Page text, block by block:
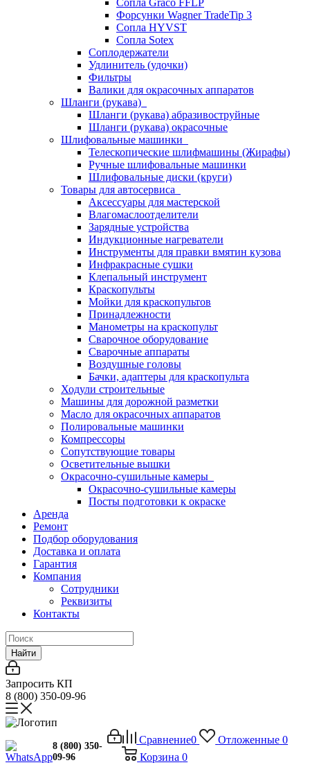
Сопла Graco FFLP
Форсунки Wagner TradeTip 3
Сопла HYVST
Сопла Sotex
Соплодержатели
Удлинитель (удочки)
Фильтры
Валики для окрасочных аппаратов
Шланги (рукава)
Шланги (рукава) абразивоструйные
Шланги (рукава) окрасочные
Шлифовальные машинки
Телескопические шлифмашины (Жирафы)
Ручные шлифовальные машинки
Шлифовальные диски (круги)
Товары для автосервиса
Аксессуары для мастерской
Влагомаслоотделители
Зарядные устройства
Индукционные нагреватели
Инструменты для правки вмятин кузова
Инфракрасные сушки
Клепальный инструмент
Краскопульты
Мойки для краскопультов
Принадлежности
Манометры на краскопульт
Сварочное оборудование
Сварочные аппараты
Воздушные головы
Бачки, адаптеры для краскопульта
Ходули строительные
Машины для дорожной разметки
Масло для окрасочных аппаратов
Полировальные машинки
Компрессоры
Сопутствующие товары
Осветительные вышки
Окрасочно-сушильные камеры
Окрасочно-сушильные камеры
Посты подготовки к окраске
Аренда
Ремонт
Подбор оборудования
Доставка и оплата
Гарантия
Компания
Сотрудники
Реквизиты
Контакты
Найти
Запросить КП
8 (800) 350-09-96
Сравнение0 Отложенные 0
Корзина 0
8 (800) 350-
09-96